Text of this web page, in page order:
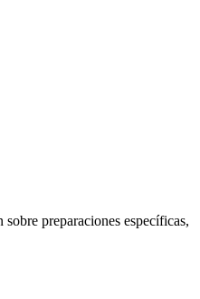
preparaciones específicas,